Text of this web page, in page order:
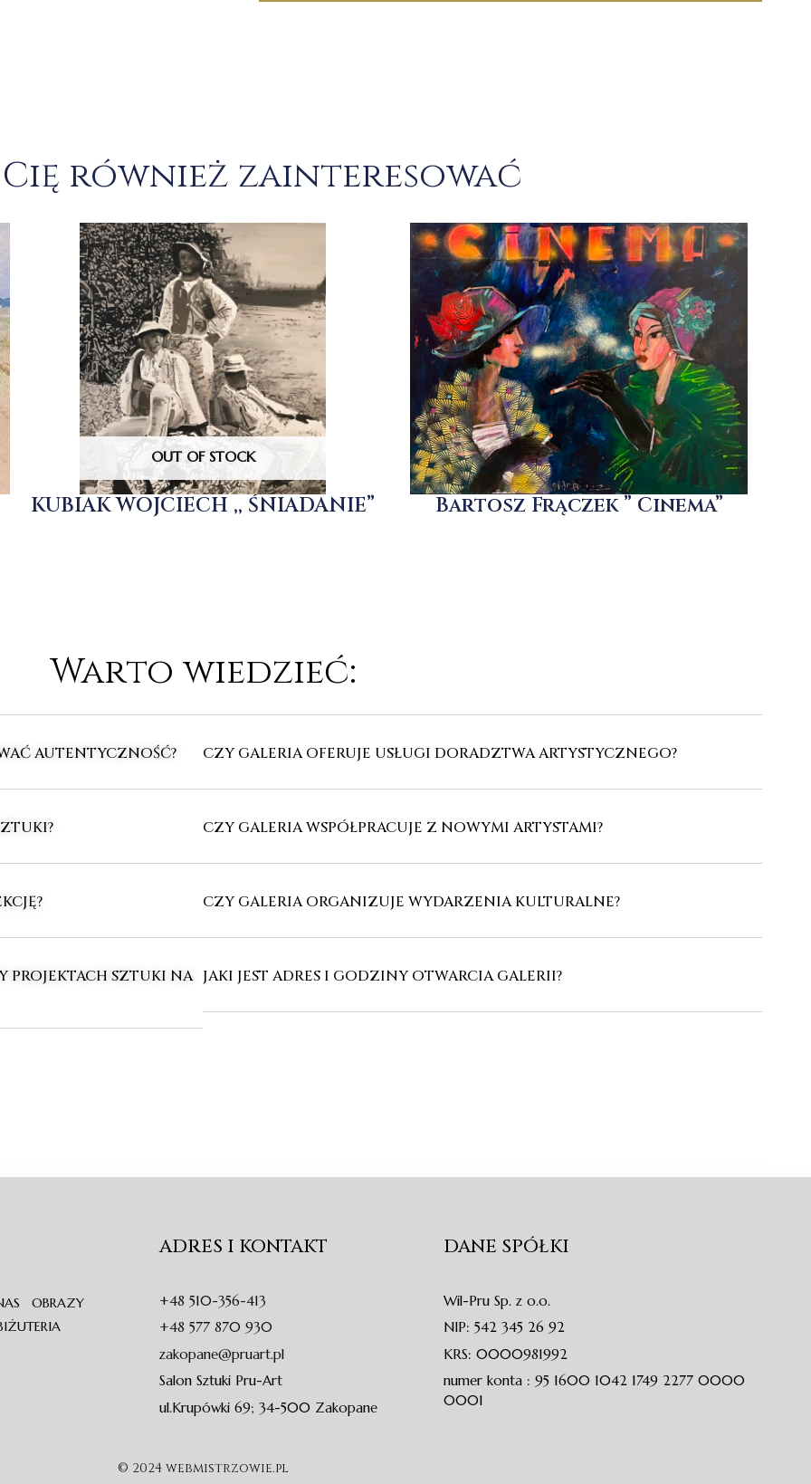
również zainteresować
OUT OF STOCK
KUBIAK WOJCIECH ,, ŚNIADANIE” Bartosz Frączek ” Cinema”
Warto wiedzieć:
AUTENTYCZNOŚĆ?
PROJEKTACH SZTUKI NA
CZY GALERIA OFERUJE USŁUGI DORADZTWA ARTYSTYCZNEGO?
CZY GALERIA WSPÓŁPRACUJE Z NOWYMI ARTYSTAMI?
CZY GALERIA ORGANIZUJE WYDARZENIA KULTURALNE?
JAKI JEST ADRES I GODZINY OTWARCIA GALERII?
OBRAZY
ADRES I KONTAKT
+48 510-356-413
+48 577 870 930
zakopane@pruart.pl
Salon Sztuki Pru-Art
ul.Krupówki 69; 34-500 Zakopane
DANE SPÓŁKI
Wil-Pru Sp. z o.o.
NIP: 542 345 26 92
KRS: 0000981992
numer konta : 95 1600 1042 1749 2277 0000
0001
© 2024 webmistrzowie.pl